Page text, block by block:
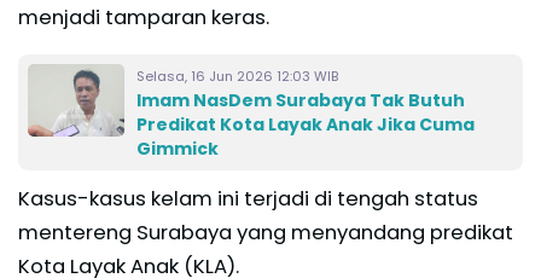
menjadi tamparan keras.
Selasa, 16 Jun 2026 12:03 WIB
Imam NasDem Surabaya Tak Butuh
Predikat Kota Layak Anak Jika Cuma
Gimmick
Kasus-kasus kelam ini terjadi di tengah status
mentereng Surabaya yang menyandang predikat
Kota Layak Anak (KLA).